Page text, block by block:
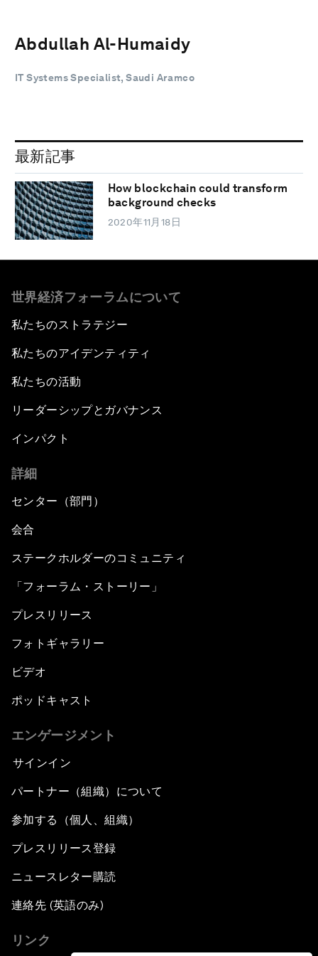
Abdullah Al-Humaidy
IT Systems Specialist, Saudi Aramco
最新記事
How blockchain could transform
background checks
2020年11月18日
世界経済フォーラムについて
私たちのストラテジー
私たちのアイデンティティ
私たちの活動
リーダーシップとガバナンス
インパクト
詳細
センター（部門）
会合
ステークホルダーのコミュニティ
「フォーラム・ストーリー」
プレスリリース
フォトギャラリー
ビデオ
ポッドキャスト
エンゲージメント
サインイン
パートナー（組織）について
参加する（個人、組織）
プレスリリース登録
ニュースレター購読
連絡先 (英語のみ)
リンク